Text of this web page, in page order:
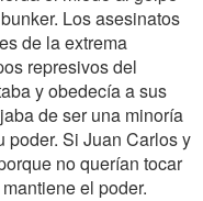
Los asesinatos
de la extrema
represivos del
y obedecía a sus
de ser una minoría
poder. Si Juan Carlos y
no querían tocar
el poder.